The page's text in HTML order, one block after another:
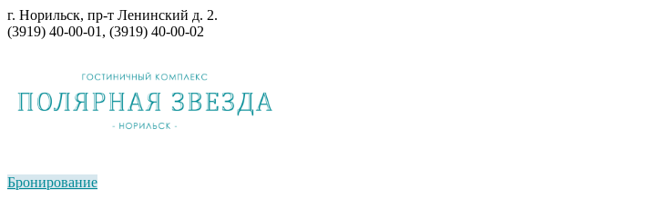
г. Норильск, пр-т Ленинский д. 2.
(3919) 40-00-01, (3919) 40-00-02
Бронирование